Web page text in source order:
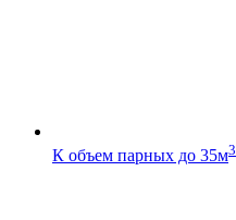
К объем парных до 35м3